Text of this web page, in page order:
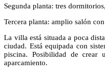
Segunda planta: tres
Tercera planta: amplio salón
La villa está situada a poca
ciudad. Está equipada con
piscina. Posibilidad de crear
aparcamiento.